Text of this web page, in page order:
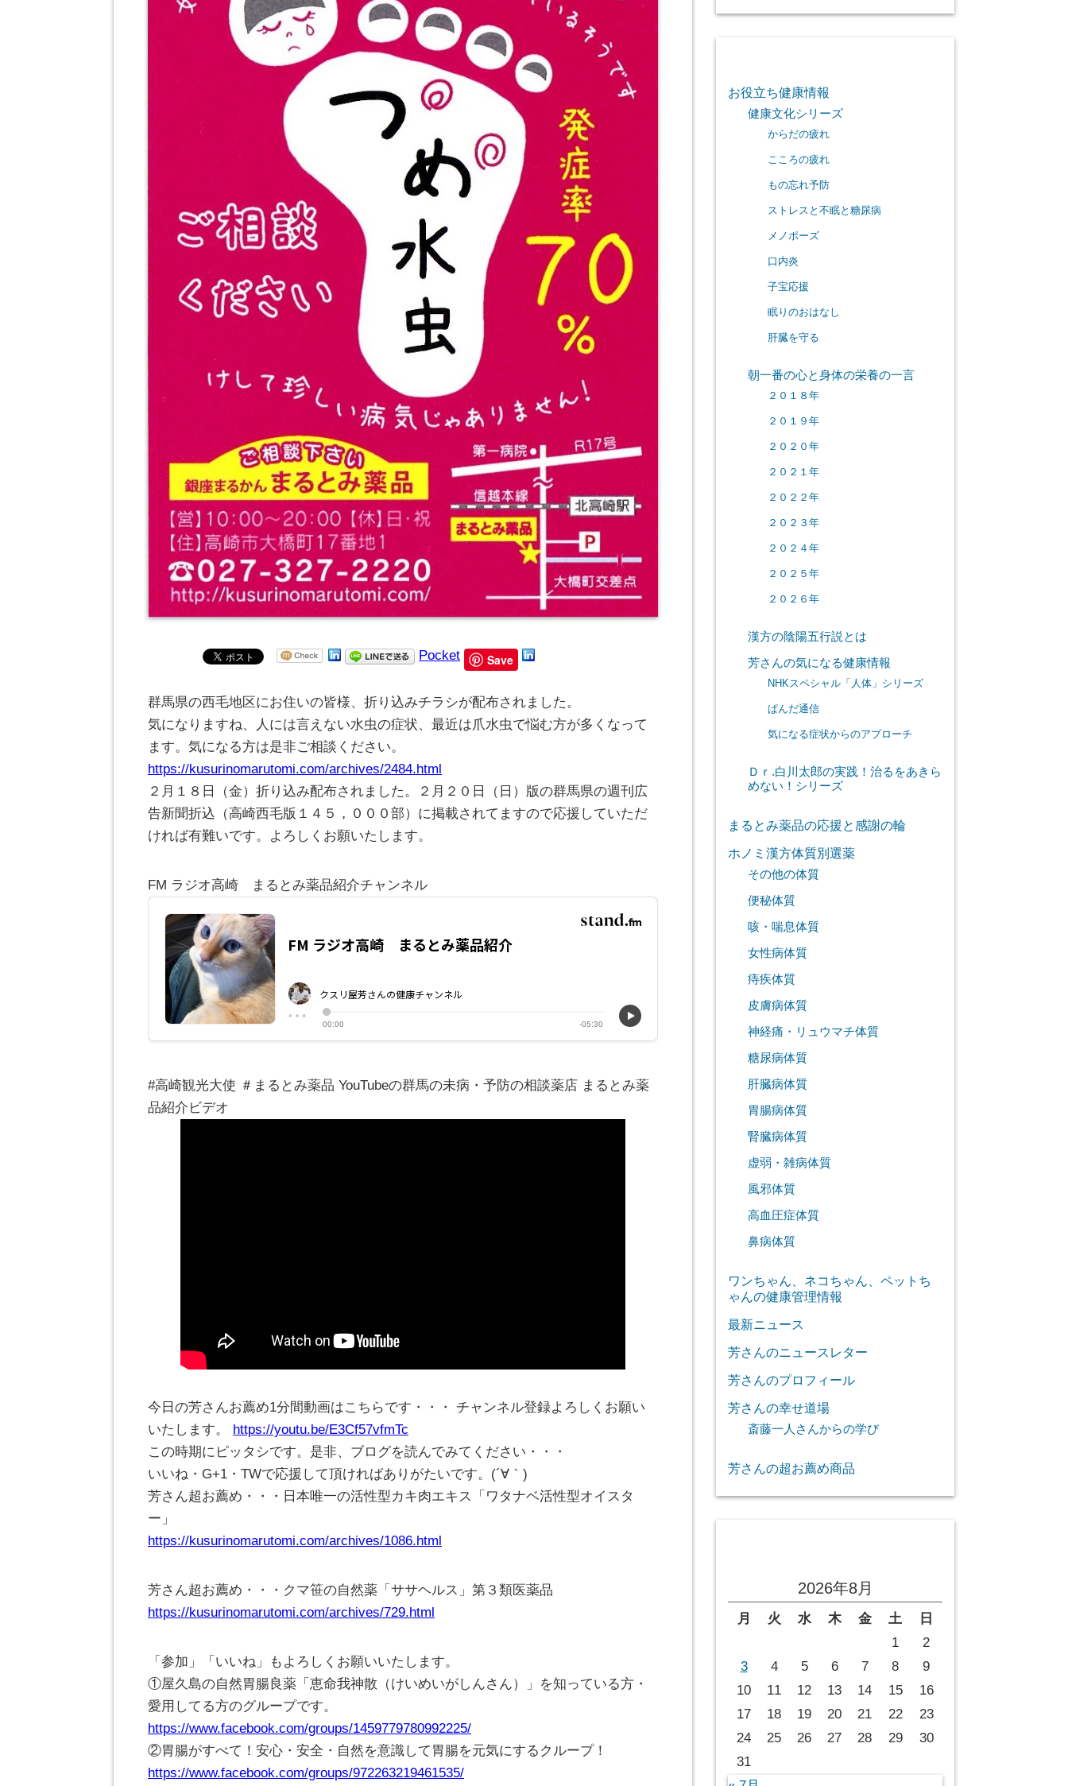
Pocket Save
群馬県の西毛地区にお住いの皆様、折り込みチラシが配布されました。
気になりますね、人には言えない水虫の症状、最近は爪水虫で悩む方が多くなって
ます。気になる方は是非ご相談ください。
https://kusurinomarutomi.com/archives/2484.html
２月１８日（金）折り込み配布されました。２月２０日（日）版の群馬県の週刊広
告新聞折込（高崎西毛版１４５，０００部）に掲載されてますので応援していただ
ければ有難いです。よろしくお願いたします。
FM ラジオ高崎 まるとみ薬品紹介チャンネル
#高崎観光大使 ＃まるとみ薬品 YouTubeの群馬の未病・予防の相談薬店 まるとみ薬
品紹介ビデオ
今日の芳さんお薦め1分間動画はこちらです・・・ チャンネル登録よろしくお願い
いたします。 https://youtu.be/E3Cf57vfmTc
この時期にピッタシです。是非、ブログを読んでみてください・・・
いいね・G+1・TWで応援して頂ければありがたいです。(´∀｀ )
芳さん超お薦め・・・日本唯一の活性型カキ肉エキス「ワタナベ活性型オイスタ
ー」
https://kusurinomarutomi.com/archives/1086.html
芳さん超お薦め・・・クマ笹の自然薬「ササヘルス」第３類医薬品
https://kusurinomarutomi.com/archives/729.html
「参加」「いいね」もよろしくお願いいたします。
①屋久島の自然胃腸良薬「恵命我神散（けいめいがしんさん）」を知っている方・
愛用してる方のグループです。
https://www.facebook.com/groups/1459779780992225/
②胃腸がすべて！安心・安全・自然を意識して胃腸を元気にするクループ！
https://www.facebook.com/groups/972263219461535/
お役立ち健康情報
健康文化シリーズ
からだの疲れ
こころの疲れ
もの忘れ予防
ストレスと不眠と糖尿病
メノポーズ
口内炎
子宝応援
眠りのおはなし
肝臓を守る
朝一番の心と身体の栄養の一言
２０１８年
２０１９年
２０２０年
２０２１年
２０２２年
２０２３年
２０２４年
２０２５年
２０２６年
漢方の陰陽五行説とは
芳さんの気になる健康情報
NHKスペシャル「人体」シリーズ
ぱんだ通信
気になる症状からのアプローチ
Ｄｒ.白川太郎の実践！治るをあきら
めない！シリーズ
まるとみ薬品の応援と感謝の輪
ホノミ漢方体質別選薬
その他の体質
便秘体質
咳・喘息体質
女性病体質
痔疾体質
皮膚病体質
神経痛・リュウマチ体質
糖尿病体質
肝臓病体質
胃腸病体質
腎臓病体質
虚弱・雑病体質
風邪体質
高血圧症体質
鼻病体質
ワンちゃん、ネコちゃん、ペットち
ゃんの健康管理情報
最新ニュース
芳さんのニュースレター
芳さんのプロフィール
芳さんの幸せ道場
斎藤一人さんからの学び
芳さんの超お薦め商品
2026年8月
月 火 水 木 金 土
日
1
2
3
4 5 6 7 8
9
10
11 12 13 14 15
16
17
18 19 20 21 22
23
24
25 26 27 28 29
30
31